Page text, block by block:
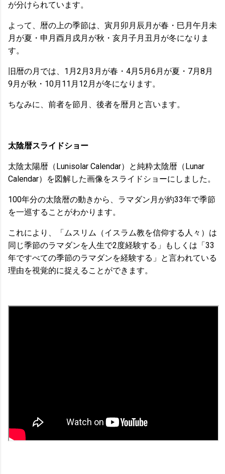
が分けられています。
よって、暦の上の季節は、寅月卯月辰月が春・巳月午月未
月が夏・申月酉月戌月が秋・亥月子月丑月が冬になりま
す。
旧暦の月では、1月2月3月が春・4月5月6月が夏・7月8月
9月が秋・10月11月12月が冬になります。
ちなみに、前者を節月、後者を暦月と言います。
太陰暦スライドショー
太陰太陽暦（Lunisolar Calendar）と純粋太陰暦（Lunar
Calendar）を図解した画像をスライドショーにしました。
100年分の太陰暦の動きから、ラマダン月が約33年で季節
を一巡することがわかります。
これにより、「ムスリム（イスラム教を信仰する人々）は
同じ季節のラマダンを人生で2度経験する」もしくは「33
年ですべての季節のラマダンを経験する」と言われている
理由を視覚的に捉えることができます。